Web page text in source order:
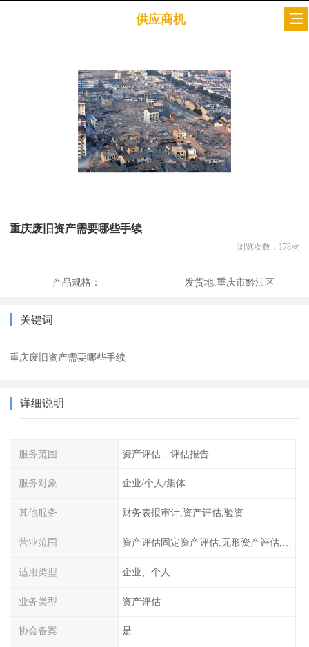
供应商机
重庆废旧资产需要哪些手续
浏览次数： 178次
产品规格： 发货地:重庆市黔江区
关键词
重庆废旧资产需要哪些手续
详细说明
服务范围 资产评估、评估报告
服务对象 企业/个人/集体
其他服务 财务表报审计,资产评估,验资
营业范围
适用类型 企业、个人
业务类型 资产评估
协会备案 是